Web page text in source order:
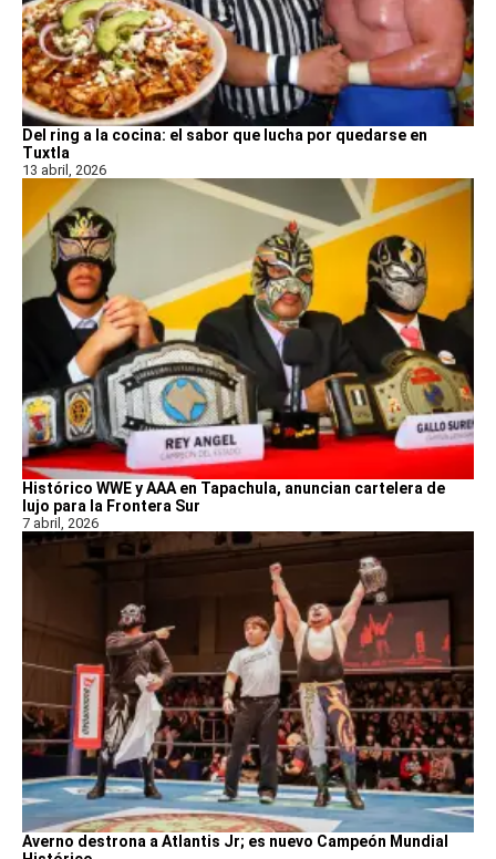
Del ring a la cocina: el sabor que lucha por quedarse en
Tuxtla
13 abril, 2026
Histórico WWE y AAA en Tapachula, anuncian cartelera de
lujo para la Frontera Sur
7 abril, 2026
Averno destrona a Atlantis Jr; es nuevo Campeón Mundial